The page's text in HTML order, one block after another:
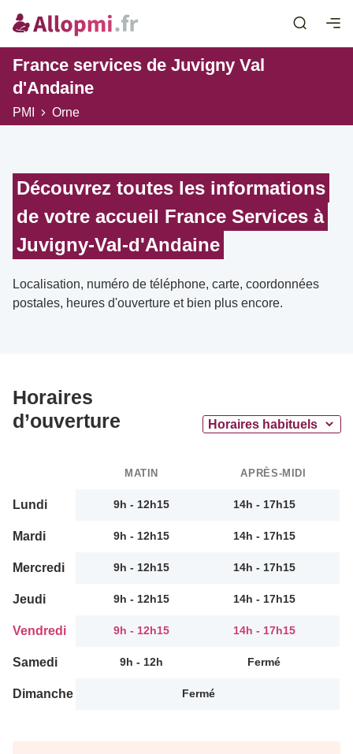
France services de Juvigny Val
d'Andaine
PMI Orne
Découvrez toutes les informations
de votre accueil France Services à
Juvigny-Val-d'Andaine
Localisation, numéro de téléphone, carte, coordonnées
postales, heures d'ouverture et bien plus encore.
Horaires
d’ouverture
MATIN APRÈS-MIDI
Lundi 9h - 12h15 14h - 17h15
Mardi 9h - 12h15 14h - 17h15
Mercredi 9h - 12h15 14h - 17h15
Jeudi 9h - 12h15 14h - 17h15
Vendredi 9h - 12h15 14h - 17h15
Samedi 9h - 12h Fermé
Dimanche Fermé